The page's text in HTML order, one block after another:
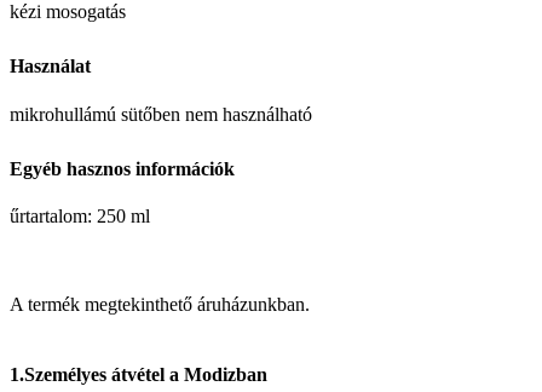
kézi mosogatás
Használat
mikrohullámú sütőben nem használható
Egyéb hasznos információk
űrtartalom: 250 ml
A termék megtekinthető áruházunkban.
1.Személyes átvétel a Modizban